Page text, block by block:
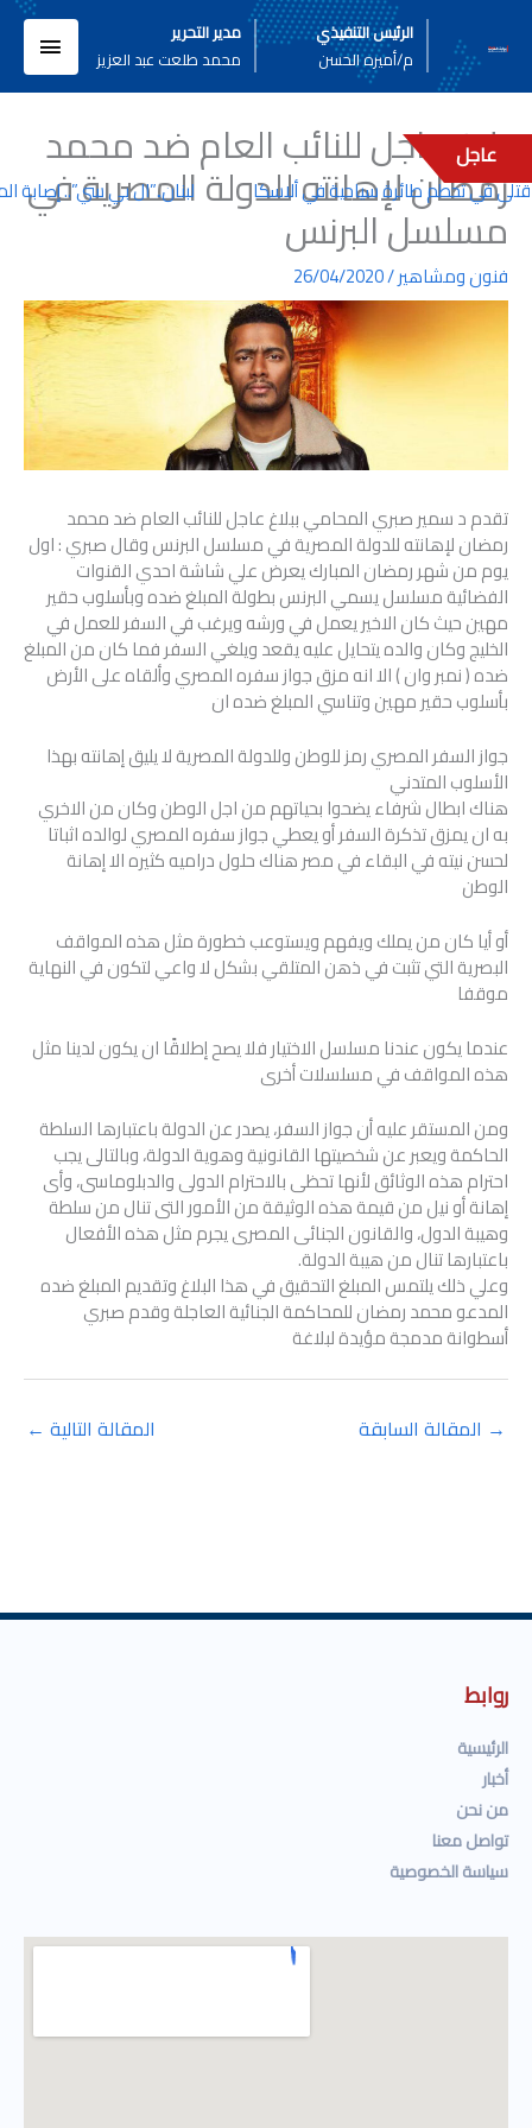
المحتوى
الرئيس التنفيذي
م/أميره الحسن
مدير التحرير
محمد طلعت عبد العزيز
عاجل
لبنان..”ال بي سي”.. إصابة
بلاغ عاجل للنائب العام ضد محمد
رمضان لإهانته للدولة المصرية في
مسلسل البرنس
فنون ومشاهير/
26/04/2020
تقدم د سمير صبري المحامي ببلاغ عاجل للنائب العام ضد محمد
رمضان لإهانته للدولة المصرية في مسلسل البرنس وقال صبري : اول
يوم من شهر رمضان المبارك يعرض علي شاشة احدي القنوات
الفضائية مسلسل يسمي البرنس بطولة المبلغ ضده وبأسلوب حقير
مهين حيث كان الاخير يعمل في ورشه ويرغب في السفر للعمل في
الخليج وكان والده يتحايل عليه يقعد ويلغي السفر فما كان من المبلغ
ضده ( نمبر وان ) الا انه مزق جواز سفره المصري وألقاه على الأرض
بأسلوب حقير مهين وتناسي المبلغ ضده ان
جواز السفر المصري رمز للوطن وللدولة المصرية لا يليق إهانته بهذا
الأسلوب المتدني
هناك ابطال شرفاء يضحوا بحياتهم من اجل الوطن وكان من الاخري
به ان يمزق تذكرة السفر أو يعطي جواز سفره المصري لوالده اثباتا
لحسن نيته في البقاء في مصر هناك حلول دراميه كثيره الا إهانة
الوطن
أو أيا كان من يملك ويفهم ويستوعب خطورة مثل هذه المواقف
البصرية التي تثبت في ذهن المتلقي بشكل لا واعي لتكون في النهاية
موقفا
عندما يكون عندنا مسلسل الاختيار فلا يصح إطلاقًا ان يكون لدينا مثل
هذه المواقف في مسلسلات أخرى
ومن المستقر عليه أن جواز السفر، يصدر عن الدولة باعتبارها السلطة
الحاكمة ويعبر عن شخصيتها القانونية وهوية الدولة، وبالتالى يجب
احترام هذه الوثائق لأنها تحظى بالاحترام الدولى والدبلوماسى، وأى
إهانة أو نيل من قيمة هذه الوثيقة من الأمور التى تنال من سلطة
وهيبة الدول، والقانون الجنائى المصرى يجرم مثل هذه الأفعال
باعتبارها تنال من هيبة الدولة.
وعلي ذلك يلتمس المبلغ التحقيق في هذا البلاغ وتقديم المبلغ ضده
المدعو محمد رمضان للمحاكمة الجنائية العاجلة وقدم صبري
أسطوانة مدمجة مؤيدة لبلاغة
→ المقالة السابقة المقالة التالية ←
روابط
الرئيسية
أخبار
من نحن
تواصل معنا
سياسة الخصوصية